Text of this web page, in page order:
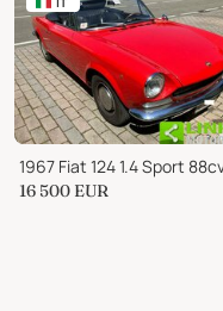
16 500 EUR